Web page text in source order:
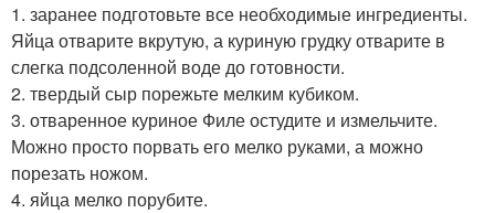
1. заранее подготовьте все необходимые ингредиенты.
Яйца отварите вкрутую, а куриную грудку отварите в
слегка подсоленной воде до готовности.
2. твердый сыр порежьте мелким кубиком.
3. отваренное куриное Филе остудите и измельчите.
Можно просто порвать его мелко руками, а можно
порезать ножом.
4. яйца мелко порубите.